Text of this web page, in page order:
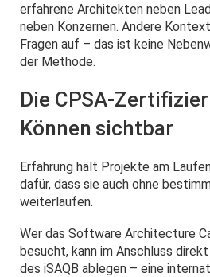
erfahrene Architekten neben
neben Konzernen. Andere
Fragen auf – das ist keine
der Methode.
Die CPSA-
Können sichtbar
Erfahrung hält Projekte am
dafür, dass sie auch ohne
weiterlaufen.
Wer das Software Architecture
besucht, kann im Anschluss
des iSAQB ablegen – eine